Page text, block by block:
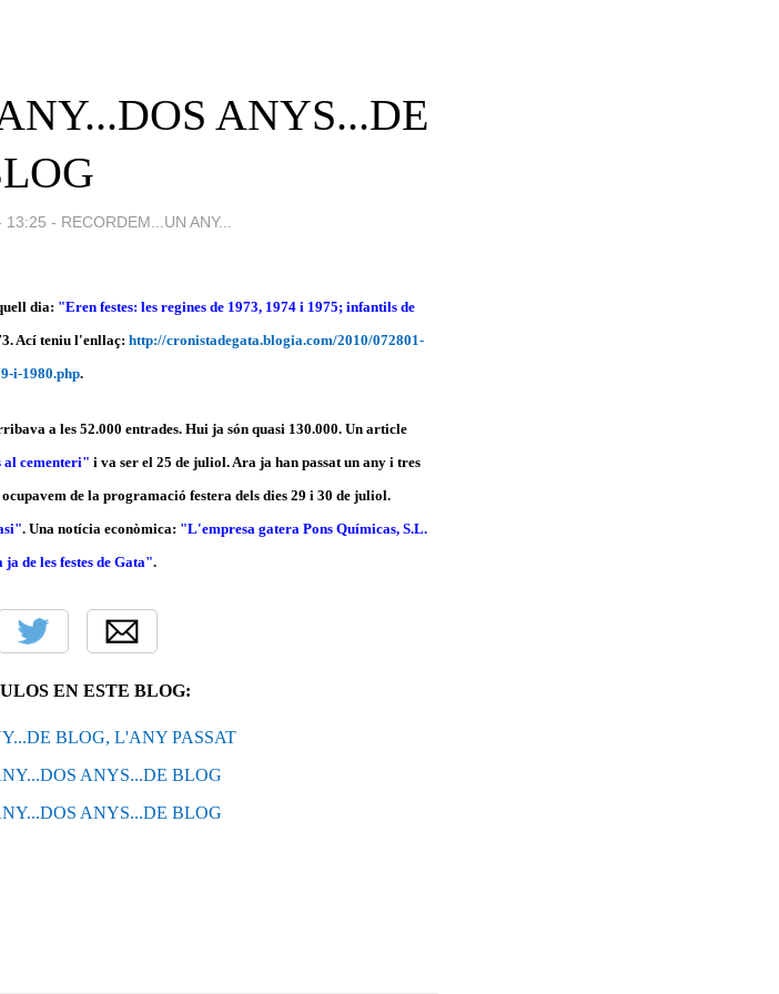
ANYS...DE
13:25 - RECORDEM...UN ANY...
dia: "Eren festes: les regines de 1973, 1974 i 1975; infantils de
Ací teniu l'enllaç: http://cronistadegata.blogia.com/2010/072801-
i-1980.php.
a les 52.000 entrades. Hui ja són quasi 130.000. Un article
al cementeri" i va ser el 25 de juliol. Ara ja han passat un any i tres
ocupavem de la programació festera dels dies 29 i 30 de juliol.
. Una notícia econòmica: "L'empresa gatera Pons Químicas, S.L.
de les festes de Gata".
EN ESTE BLOG:
BLOG, L'ANY PASSAT
ANYS...DE BLOG
ANYS...DE BLOG